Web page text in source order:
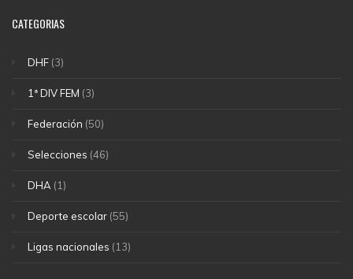
CATEGORIAS
DHF (3)
1ª DIV FEM (3)
Federación (50)
Selecciones (46)
DHA (1)
Deporte escolar (55)
Ligas nacionales (13)